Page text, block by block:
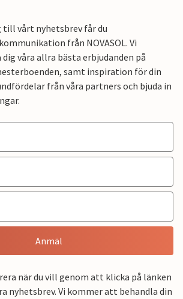
till vårt nyhetsbrev får du
från NOVASOL. Vi
våra allra bästa erbjudanden på
samt inspiration för din
från våra partners och bjuda in
Anmäl
när du vill genom att klicka på länken
nyhetsbrev. Vi kommer att behandla din